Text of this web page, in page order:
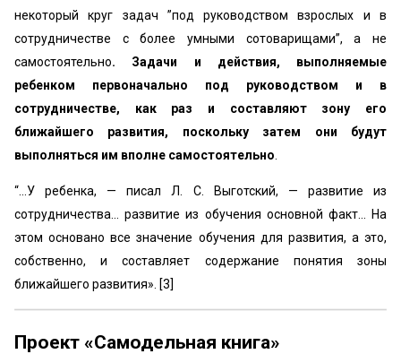
некоторый круг задач ”под руководством взрослых и в
сотрудничестве с более умными сотоварищами”, а не
самостоятельно. Задачи и действия, выполняемые
ребенком первоначально под руководством и в
сотрудничестве, как раз и составляют зону его
ближайшего развития, поскольку затем они будут
выполняться им вполне самостоятельно
“...У ребенка, — писал Л. С. Выготский, — развитие из
сотрудничества... развитие из обучения основной факт... На
этом основано все значение обучения для развития, а это,
собственно, и составляет содержание понятия зоны
ближайшего развития». [3]
Проект «Самодельная книга»